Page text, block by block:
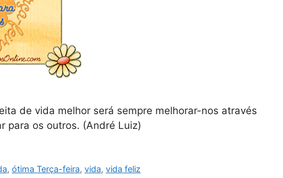
de vida melhor será sempre melhorar-nos através
para os outros. (André Luiz)
,ótima Terça-feira,vida,vida feliz